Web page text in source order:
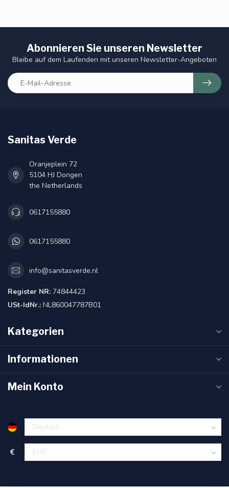
Abonnieren Sie unseren Newsletter
Bleibe auf dem Laufenden mit unseren Newsletter-Angeboten
Sanitas Verde
Oranjeplein 72
5104 HJ Dongen
the Netherlands
0617155880
0617155880
info@sanitasverde.nl
Register NR: 74844423
USt-IdNr.: NL860047787B01
Kategorien
Informationen
Mein Konto
€